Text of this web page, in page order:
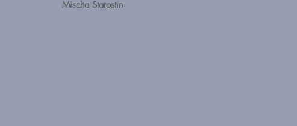
Mischa Starostin